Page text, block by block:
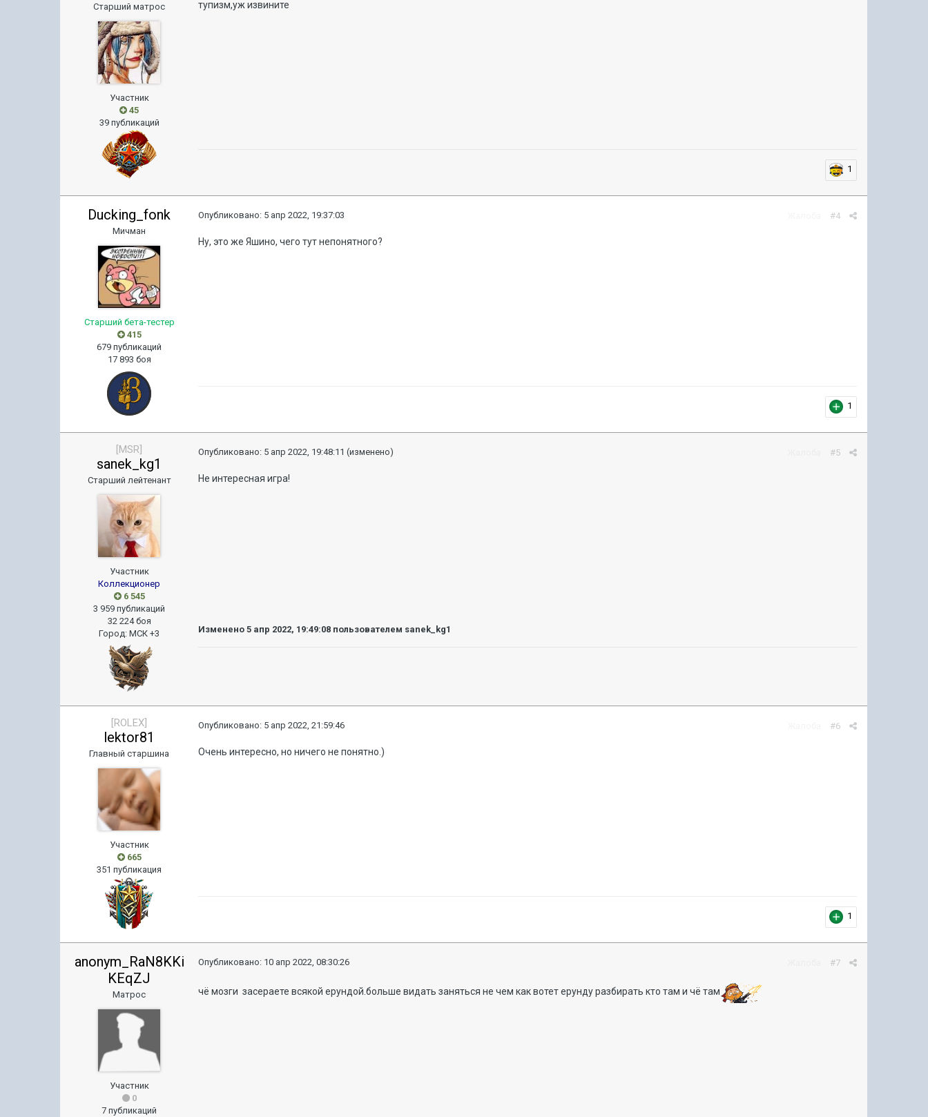
Старший матрос
Участник
45
39 публикаций
тупизм,уж извините
1
Ducking_fonk
Мичман
Старший бета-тестер
415
679 публикаций
17 893 боя
#4
Опубликовано: 5 апр 2022, 19:37:03
Ну, это же Яшино, чего тут непонятного?
1
[MSR]
sanek_kg1
Старший лейтенант
Участник
Коллекционер
6 545
3 959 публикаций
32 224 боя
Город:МСК +3
#5
Опубликовано: 5 апр 2022, 19:48:11 (изменено)
Не интересная игра!
Изменено5 апр 2022, 19:49:08 пользователем sanek_kg1
[ROLEX]
lektor81
Главный старшина
Участник
665
351 публикация
#6
Опубликовано: 5 апр 2022, 21:59:46
Очень интересно, но ничего не понятно.)
1
anonym_RaN8KKi
KEqZJ
Матрос
Участник
0
7 публикаций
#7
Опубликовано: 10 апр 2022, 08:30:26
чё мозги засераете всякой ерундой.больше видать заняться не чем как вотет ерунду разбирать кто там и чё там